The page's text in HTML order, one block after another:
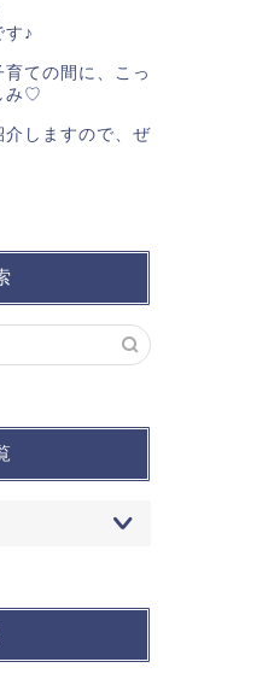
す♪
ての間に、こっ
み♡
しますので、ぜ